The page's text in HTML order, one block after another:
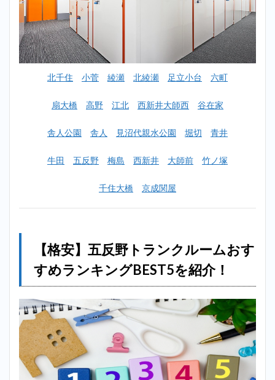
ラン
グ
BEST5
介！
1位：
ース
ージ
ハウ
ス24
綾瀬
店
（綾
瀬に
一番
店
2.2
2位：
minikura（ミ
北千住 小菅 綾瀬 北綾瀬 足立小台 六町
扇大橋 高野 江北 西新井大師西 谷在家
舎人公園 舎人 見沼代親水公園 堀切 青井
牛田 五反野 梅島 西新井 大師前 竹ノ塚
千住大橋 京成関屋
【格安】五反野トランクルームおす
すめランキングBEST5を紹介！